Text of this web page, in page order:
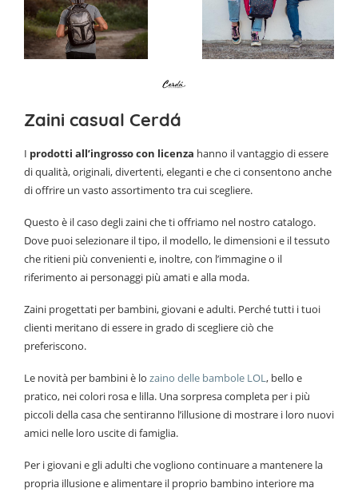
Zaini casual Cerdá
I prodotti all’ingrosso con licenza hanno il vantaggio di essere
di qualità, originali, divertenti, eleganti e che ci consentono anche
di offrire un vasto assortimento tra cui scegliere.
Questo è il caso degli zaini che ti offriamo nel nostro catalogo.
Dove puoi selezionare il tipo, il modello, le dimensioni e il tessuto
che ritieni più convenienti e, inoltre, con l’immagine o il
riferimento ai personaggi più amati e alla moda.
Zaini progettati per bambini, giovani e adulti. Perché tutti i tuoi
clienti meritano di essere in grado di scegliere ciò che
preferiscono.
Le novità per bambini è lo zaino delle bambole LOL, bello e
pratico, nei colori rosa e lilla. Una sorpresa completa per i più
piccoli della casa che sentiranno l’illusione di mostrare i loro nuovi
amici nelle loro uscite di famiglia.
Per i giovani e gli adulti che vogliono continuare a mantenere la
propria illusione e alimentare il proprio bambino interiore ma